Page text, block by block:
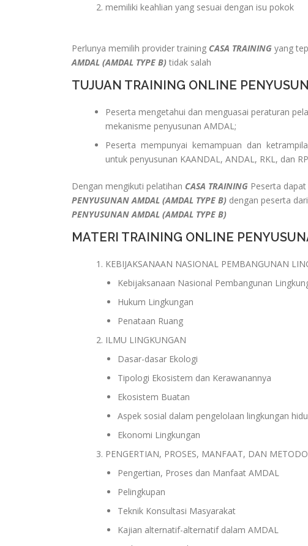
memiliki keahlian yang sesuai dengan isu pokok
Perlunya memilih provider training CASA TRAINING yang
AMDAL (AMDAL TYPE B) tidak salah
TUJUAN TRAINING ONLINE
Peserta mengetahui dan menguasai peraturan
mekanisme penyusunan AMDAL;
Peserta mempunyai kemampuan dan
untuk penyusunan KAANDAL, ANDAL, RKL, dan
Dengan mengikuti pelatihan CASA TRAINING Peserta
PENYUSUNAN AMDAL (AMDAL TYPE B) dengan peserta
PENYUSUNAN AMDAL (AMDAL TYPE B)
MATERI TRAINING ONLINE
KEBIJAKSANAAN NASIONAL PEMBANGUNAN
Kebijaksanaan Nasional Pembangunan
Hukum Lingkungan
Penataan Ruang
ILMU LINGKUNGAN
Dasar-dasar Ekologi
Tipologi Ekosistem dan Kerawanannya
Ekosistem Buatan
Aspek sosial dalam pengelolaan lingkungan
Ekonomi Lingkungan
PENGERTIAN, PROSES, MANFAAT, DAN
Pengertian, Proses dan Manfaat AMDAL
Pelingkupan
Teknik Konsultasi Masyarakat
Kajian alternatif-alternatif dalam AMDAL